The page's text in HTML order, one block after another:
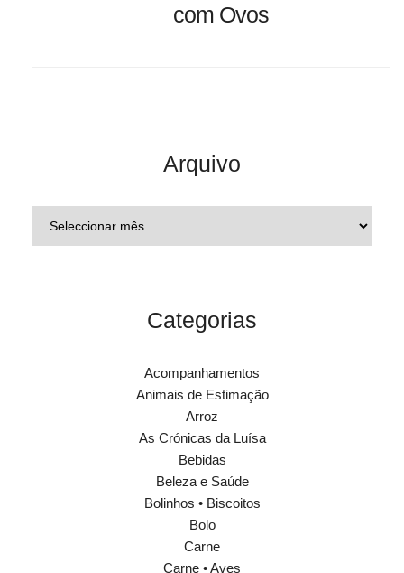
com Ovos
Arquivo
Categorias
Acompanhamentos
Animais de Estimação
Arroz
As Crónicas da Luísa
Bebidas
Beleza e Saúde
Bolinhos • Biscoitos
Bolo
Carne
Carne • Aves